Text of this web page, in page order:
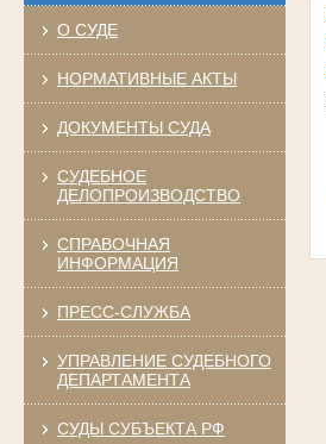
О СУДЕ
НОРМАТИВНЫЕ АКТЫ
ДОКУМЕНТЫ СУДА
СУДЕБНОЕ
ДЕЛОПРОИЗВОДСТВО
СПРАВОЧНАЯ
ИНФОРМАЦИЯ
ПРЕСС-СЛУЖБА
УПРАВЛЕНИЕ СУДЕБНОГО
ДЕПАРТАМЕНТА
СУДЫ СУБЪЕКТА РФ